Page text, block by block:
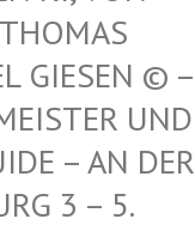
MICH
© – GROSS
UND ERZDR
DER WALLB
ETAGE